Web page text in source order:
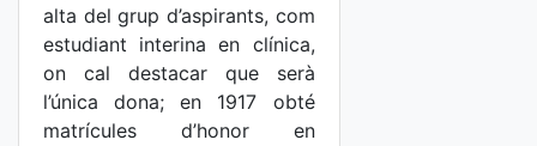
alta del grup d’aspirants, com
estudiant interina en clínica,
on cal destacar que serà
l’única dona; en 1917 obté
matrícules d’honor en